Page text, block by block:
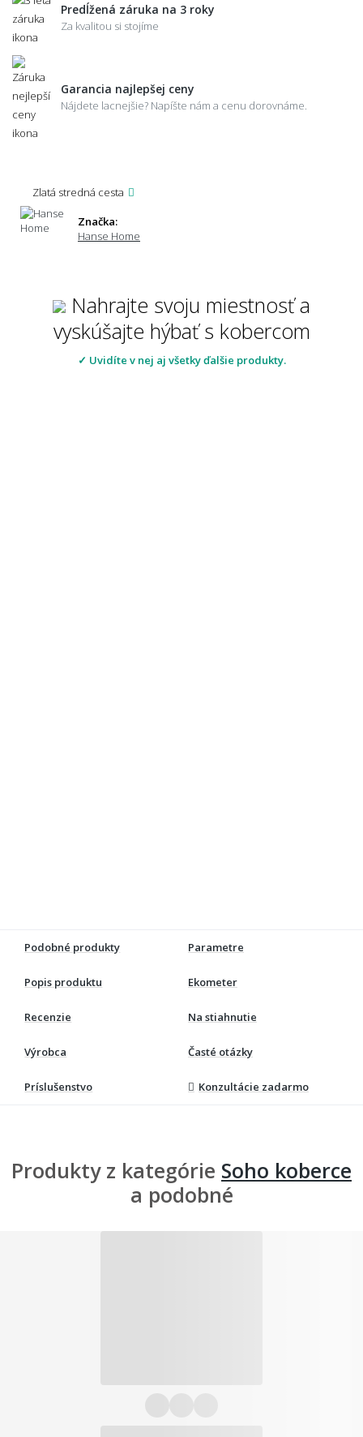
Predĺžená záruka na 3 roky
Za kvalitou si stojíme
Garancia najlepšej ceny
Nájdete lacnejšie? Napíšte nám a cenu dorovnáme.
Zlatá stredná cesta
Značka:
Hanse Home
Nahrajte svoju miestnosť a
vyskúšajte hýbať s kobercom
✓ Uvidíte v nej aj všetky ďalšie produkty.
Podobné produkty Parametre
Popis produktu Ekometer
Recenzie Na stiahnutie
Výrobca Časté otázky
Príslušenstvo Konzultácie zadarmo
Produkty z kategórie Soho koberce
a podobné